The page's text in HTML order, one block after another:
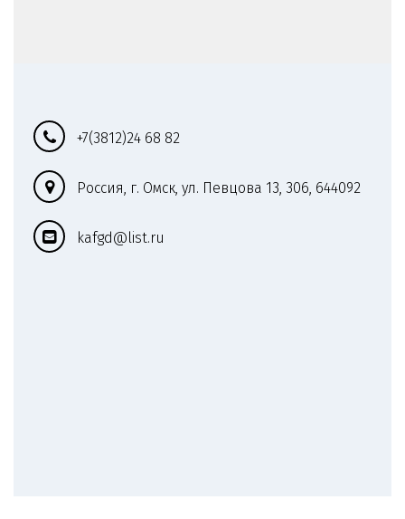
+7(3812)24 68 82
Россия, г. Омск, ул. Певцова 13, 306, 644092
kafgd@list.ru